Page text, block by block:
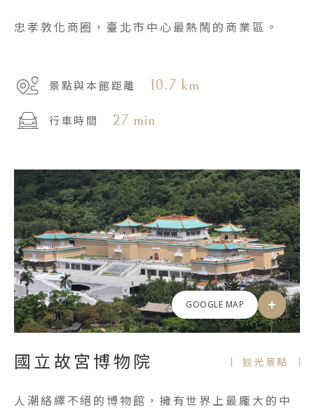
忠孝敦化商圈，臺北市中心最熱鬧的商業區。
景點與本館距離 10.7 km
行車時間 27 min
GOOGLE MAP
國立故宮博物院 観光景點
人潮絡繹不絕的博物館，擁有世界上最龐大的中